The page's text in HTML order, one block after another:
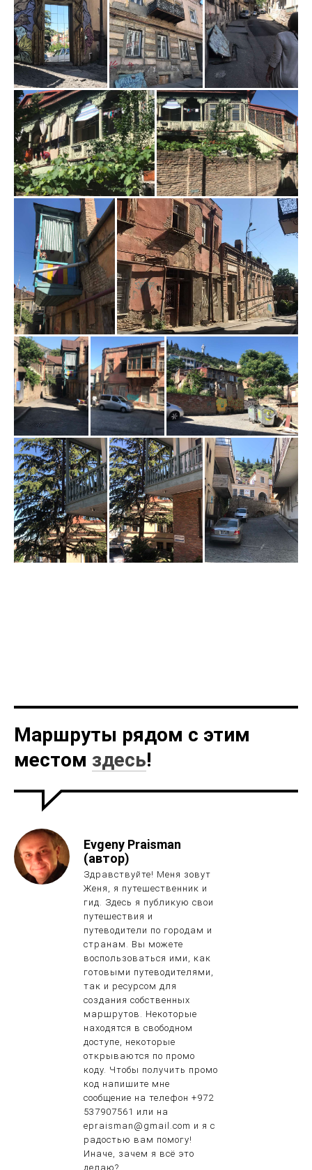
Маршруты рядом с этим
местом здесь!
Evgeny Praisman
(автор)
Здравствуйте! Меня зовут
Женя, я путешественник и
гид. Здесь я публикую свои
путешествия и
путеводители по городам и
странам. Вы можете
воспользоваться ими, как
готовыми путеводителями,
так и ресурсом для
создания собственных
маршрутов. Некоторые
находятся в свободном
доступе, некоторые
открываются по промо
коду. Чтобы получить промо
код напишите мне
сообщение на телефон +972
537907561 или на
epraisman@gmail.com и я с
радостью вам помогу!
Иначе, зачем я всё это
делаю?